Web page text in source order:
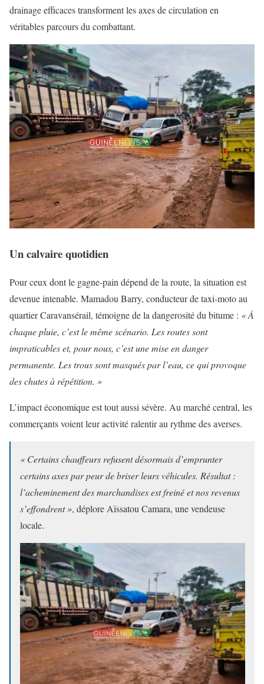
drainage efficaces transforment les axes de circulation en
véritables parcours du combattant.
Un calvaire quotidien
Pour ceux dont le gagne-pain dépend de la route, la situation est
devenue intenable. Mamadou Barry, conducteur de taxi-moto au
quartier Caravansérail, témoigne de la dangerosité du bitume : « À
chaque pluie, c’est le même scénario. Les routes sont
impraticables et, pour nous, c’est une mise en danger
permanente. Les trous sont masqués par l’eau, ce qui provoque
des chutes à répétition. »
L’impact économique est tout aussi sévère. Au marché central, les
commerçants voient leur activité ralentir au rythme des averses.
« Certains chauffeurs refusent désormais d’emprunter
certains axes par peur de briser leurs véhicules. Résultat :
l’acheminement des marchandises est freiné et nos revenus
s’effondrent », déplore Aïssatou Camara, une vendeuse
locale.